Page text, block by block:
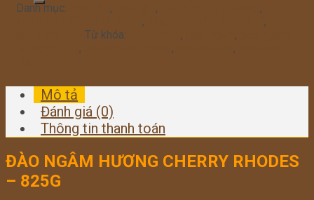
Danh mục: , ,
,
, ,
Từ khóa: , ,
, , ,
Mô tả
Đánh giá (0)
Thông tin thanh toán
ĐÀO NGÂM HƯƠNG CHERRY RHODES
– 825G